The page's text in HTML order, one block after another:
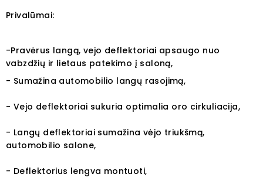
Privalūmai:
-Pravėrus langą, vejo deflektoriai apsaugo nuo
vabzdžių ir lietaus patekimo į saloną,
- Sumažina automobilio langų rasojimą,
- Vejo deflektoriai sukuria optimalia oro cirkuliacija,
- Langų deflektoriai sumažina vėjo triukšmą,
automobilio salone,
- Deflektorius lengva montuoti,